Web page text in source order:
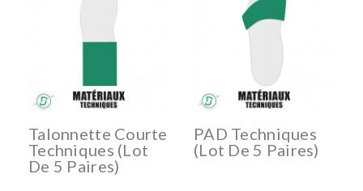
Talonnette Courte
Techniques (lot
De 5 Paires)
PAD Techniques
(lot De 5 Paires)